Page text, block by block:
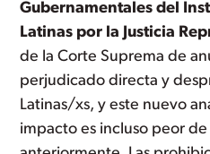
Gubernamentales del
Latinas por la Justicia
de la Corte Suprema de
perjudicado directa y
Latinas/xs, y este nuevo
impacto es incluso peor